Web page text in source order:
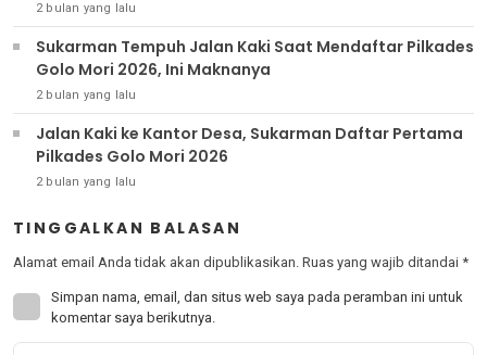
2 bulan yang lalu
Sukarman Tempuh Jalan Kaki Saat Mendaftar Pilkades
Golo Mori 2026, Ini Maknanya
2 bulan yang lalu
Jalan Kaki ke Kantor Desa, Sukarman Daftar Pertama
Pilkades Golo Mori 2026
2 bulan yang lalu
TINGGALKAN BALASAN
Alamat email Anda tidak akan dipublikasikan. Ruas yang wajib ditandai *
Simpan nama, email, dan situs web saya pada peramban ini untuk
komentar saya berikutnya.